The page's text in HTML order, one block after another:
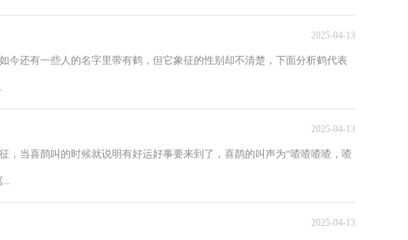
2025-04-13
今还有一些人的名字里带有鹤，但它象征的性别却不清楚，下面分析鹤代表
2025-04-13
，当喜鹊叫的时候就说明有好运好事要来到了，喜鹊的叫声为“喳喳喳喳，喳
...
2025-04-13